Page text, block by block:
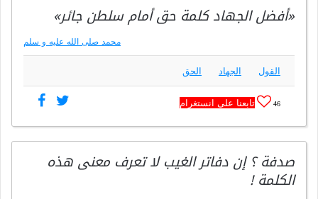
«أفضل الجهاد كلمة حق أمام سلطن جائر»
محمد صلى الله عليه و سلم
القول الجهاد الحق
46 تابعنا على انستغرام
صدفة ؟ إن دفاتر الغيب لا تعرف معنى هذه
الكلمة !